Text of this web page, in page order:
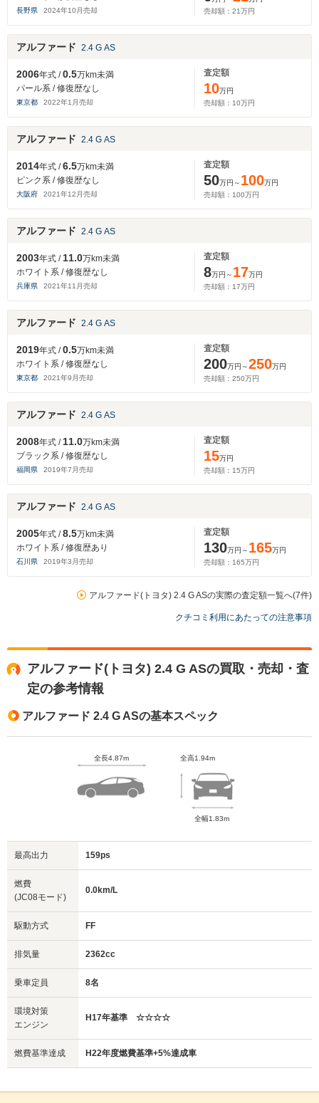
長野県 2024年10 月売却
売却額： 21万円
アルファード 2.4 G AS
2006年式 /0.5万km未満
パール系 / 修復歴なし
東京都 2022年1 月売却
査定額
10万円
売却額： 10万円
アルファード 2.4 G AS
2014年式 /6.5万km未満
ピンク系 / 修復歴なし
大阪府 2021年12 月売却
査定額
50万円～ 100万円
売却額： 100万円
アルファード 2.4 G AS
2003年式 /11.0万km未満
ホワイト系 / 修復歴なし
兵庫県 2021年11 月売却
査定額
8万円～ 17万円
売却額： 17万円
アルファード 2.4 G AS
2019年式 /0.5万km未満
ホワイト系 / 修復歴なし
東京都 2021年9 月売却
査定額
200万円～250万円
売却額： 250万円
アルファード 2.4 G AS
2008年式 /11.0万km未満
ブラック系 / 修復歴なし
福岡県 2019年7 月売却
査定額
15万円
売却額： 15万円
アルファード 2.4 G AS
2005年式 /8.5万km未満
ホワイト系 / 修復歴あり
石川県 2019年3 月売却
査定額
130万円～ 165万円
売却額： 165万円
アルファード(トヨタ) 2.4 G ASの実際の査定額一覧へ(7件)
クチコミ利用にあたっての注意事項
アルファード(トヨタ) 2.4 G ASの買取・売却・査
定の参考情報
アルファード 2.4 G ASの基本スペック
全長4.87m 全高1.94m
全幅1.83m
最高出力 159ps
燃費
(JC08モード)
0.0km/L
駆動方式 FF
排気量 2362cc
乗車定員 8名
環境対策
エンジン
H17年基準 ☆☆☆☆
燃費基準達成 H22年度燃費基準+5%達成車